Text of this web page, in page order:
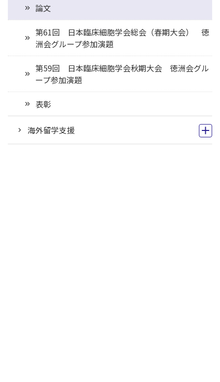
論文
第61回 日本臨床細胞学会総会（春期大会） 徳
洲会グループ参加演題
第59回 日本臨床細胞学会秋期大会 徳洲会グル
ープ参加演題
表彰
海外留学支援